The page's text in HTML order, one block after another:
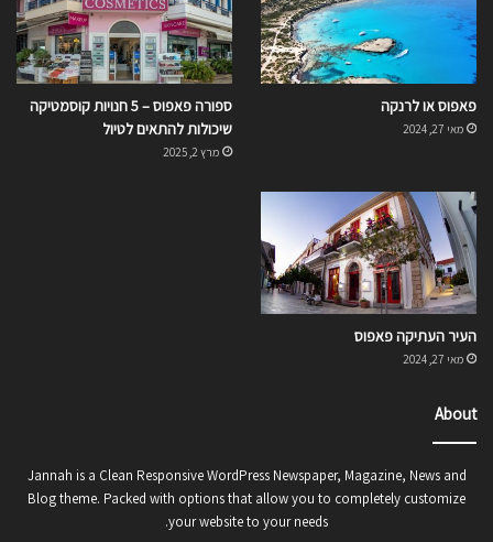
פאפוס או לרנקה
מאי 27, 2024
ספורה פאפוס – 5 חנויות קוסמטיקה
שיכולות להתאים לטיול
מרץ 2, 2025
העיר העתיקה פאפוס
מאי 27, 2024
About
Jannah is a Clean Responsive WordPress Newspaper, Magazine, News and
Blog theme. Packed with options that allow you to completely customize
your website to your needs.